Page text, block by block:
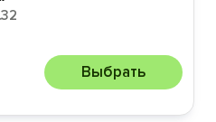
Выбрать